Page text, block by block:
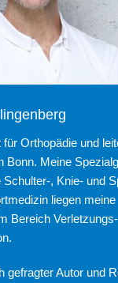
Orthopädie und
Bonn. Meine
, Knie- und
liegen meine
Bereich
gefragter Autor und